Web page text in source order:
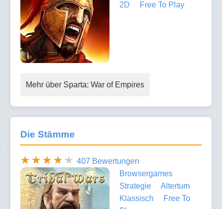
2D
Free To Play
Mehr über Sparta: War of Empires
Die Stämme
407 Bewertungen
Browsergames
Strategie
Altertum
Klassisch
Free To